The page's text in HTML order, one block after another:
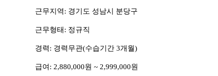
근무지역: 경기도 성남시 분당구
근무형태: 정규직
경력: 경력무관(수습기간 3개월)
급여: 2,880,000원 ~ 2,999,000원